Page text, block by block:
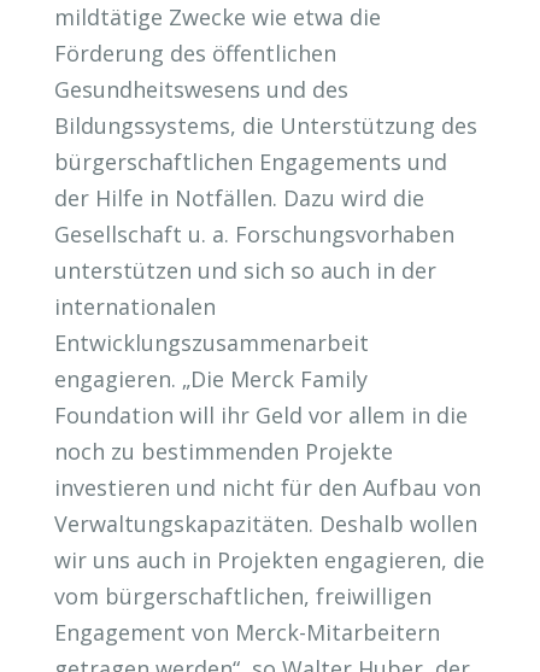
mildtätige Zwecke wie etwa die
Förderung des öffentlichen
Gesundheitswesens und des
Bildungssystems, die Unterstützung des
bürgerschaftlichen Engagements und
der Hilfe in Notfällen. Dazu wird die
Gesellschaft u. a. Forschungsvorhaben
unterstützen und sich so auch in der
internationalen
Entwicklungszusammenarbeit
engagieren. „Die Merck Family
Foundation will ihr Geld vor allem in die
noch zu bestimmenden Projekte
investieren und nicht für den Aufbau von
Verwaltungskapazitäten. Deshalb wollen
wir uns auch in Projekten engagieren, die
vom bürgerschaftlichen, freiwilligen
Engagement von Merck-Mitarbeitern